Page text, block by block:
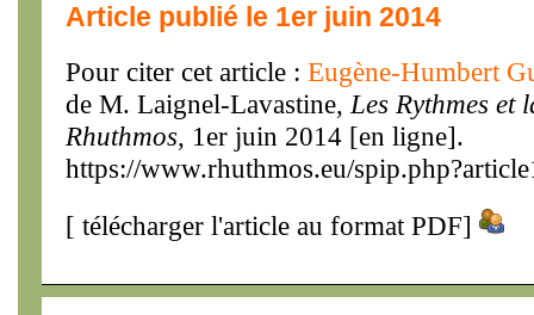
Article publié le 1er juin 2014
Pour citer cet article : Eugène-Humbert
de M. Laignel-Lavastine, Les Rythmes et
Rhuthmos, 1er juin 2014 [en ligne].
https://www.rhuthmos.eu/
[ télécharger l'article au format PDF]